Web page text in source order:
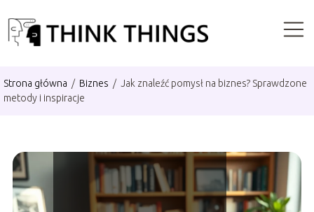
Strona główna / Biznes / Jak znaleźć pomysł na biznes? Sprawdzone
metody i inspiracje